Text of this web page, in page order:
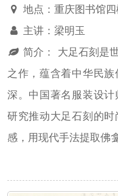
地点：重庆图书馆
主讲：梁明玉
简介： 大足石刻是
之作，蕴含着中华民
深。中国著名服装设
研究推动大足石刻的
感，用现代手法提取佛